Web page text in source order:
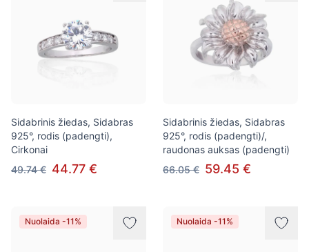
Sidabrinis žiedas, Sidabras
925°, rodis (padengti),
Cirkonai
49.74 € 44.77 €
Sidabrinis žiedas, Sidabras
925°, rodis (padengti)/,
raudonas auksas (padengti)
66.05 € 59.45 €
Nuolaida -11% Nuolaida -11%